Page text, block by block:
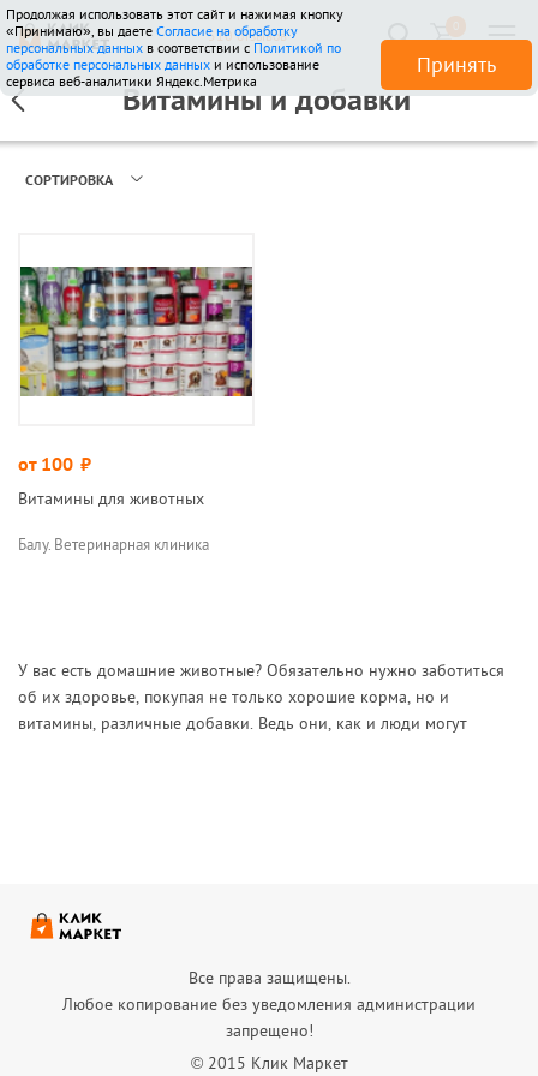
510 отзывов
Продолжая использовать этот сайт и нажимая кнопку
«Принимаю», вы даете Согласие на обработку
персональных данных в соответствии с Политикой по
обработке персональных данных и использование
сервиса веб-аналитики Яндекс.Метрика
Принять
Витамины и добавки
СОРТИРОВКА
от 100 руб.
Витамины для животных
Балу. Ветеринарная клиника
У вас есть домашние животные? Обязательно нужно заботиться
об их здоровье, покупая не только хорошие корма, но и
витамины, различные добавки. Ведь они, как и люди могут
Существует несколько видов препаратов для животных: -
животных и ускорения их роста. Они применяются в условиях
быстрого распространения инфекций, при стрессе, в
неблагоприятных погодных условиях; - моновитамины
применяются в основном для лечения животных; - бады или
Все права защищены.
Любое копирование без уведомления администрации
запрещено!
© 2015 Клик Маркет